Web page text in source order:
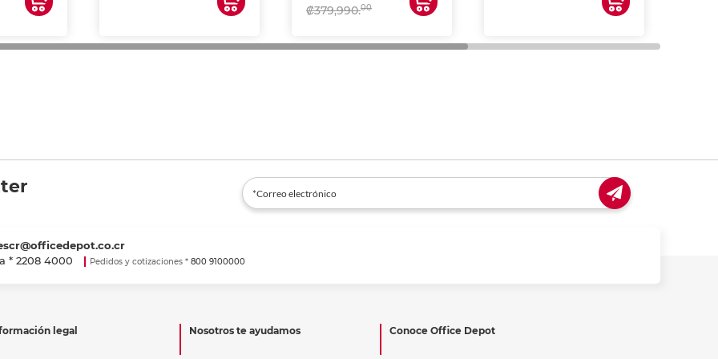
₡379,990.00
* 2208 4000 Pedidos y cotizaciones * 800 9100000
legal Nosotros te ayudamos Conoce Office Depot